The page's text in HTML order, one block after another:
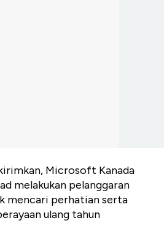
Microsoft Kanada
melakukan pelanggaran
mencari perhatian serta
ulang tahun